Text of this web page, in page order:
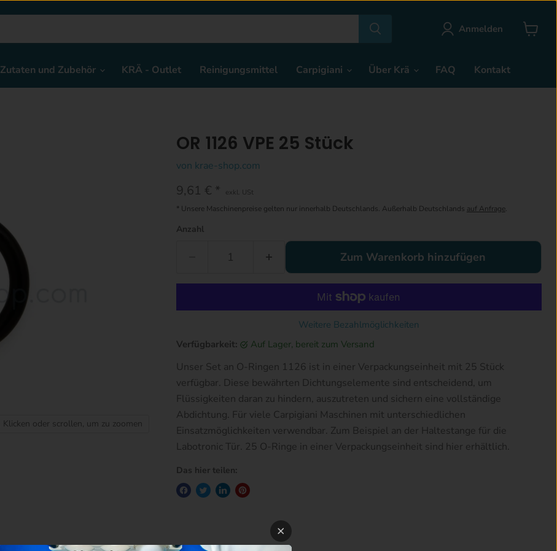
Anmelden
Zutaten und Zubehör KRÄ - Outlet Reinigungsmittel Carpigiani Über Krä FAQ Kontakt
Klicken oder scrollen, um zu zoomen
OR 1126 VPE 25 Stück
von krae-shop.com
Aktueller Preis
9,61 € exkl. USt
* Unsere Maschinenpreise gelten nur innerhalb Deutschlands. Außerhalb Deutschlands auf Anfrage.
Anzahl
Zum Warenkorb hinzufügen
Weitere Bezahlmöglichkeiten
Verfügbarkeit:
auf Lager, bereit zum Versand
Unser Set an O-Ringen 1126 ist in einer Verpackungseinheit mit 25 Stück
verfügbar. Diese bewährten Dichtungselemente sind entscheidend, um
Flüssigkeiten daran zu hindern, auszutreten und sichern eine vollständige
Abdichtung. Für viele Carpigiani Maschinen mit unterschiedlichen
Einsatzmöglichkeiten verwendbar. Zum Beispiel an der Haltestange für die
Labotronic Tür. 25 O-Ringe in einer Verpackungseinheit sind hier erhältlich.
Das hier teilen: